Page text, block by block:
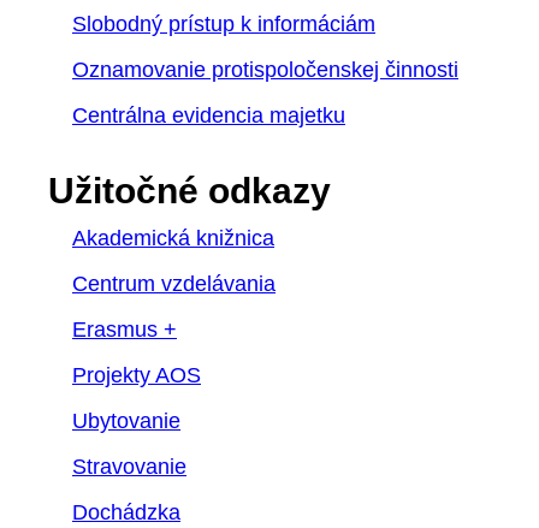
Slobodný prístup k informáciám
Oznamovanie protispoločenskej činnosti
Centrálna evidencia majetku
Užitočné odkazy
Akademická knižnica
Centrum vzdelávania
Erasmus +
Projekty AOS
Ubytovanie
Stravovanie
Dochádzka